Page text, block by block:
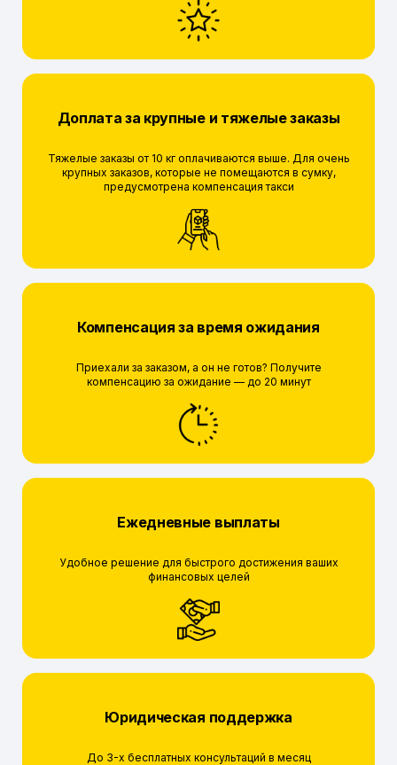
Доплата за крупные и тяжелые заказы
Тяжелые заказы от 10 кг оплачиваются выше. Для очень
крупных заказов, которые не помещаются в сумку,
предусмотрена компенсация такси
Компенсация за время ожидания
Приехали за заказом, а он не готов? Получите
компенсацию за ожидание — до 20 минут
Ежедневные выплаты
Удобное решение для быстрого достижения ваших
финансовых целей
Юридическая поддержка
До 3-х бесплатных консультаций в месяц